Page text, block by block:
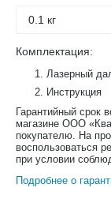
0.1 кг
Комплектация:
Лазерный
Инструкция
Гарантийный срок
магазине ООО
покупателю. На
воспользоваться
при условии
Подробнее о